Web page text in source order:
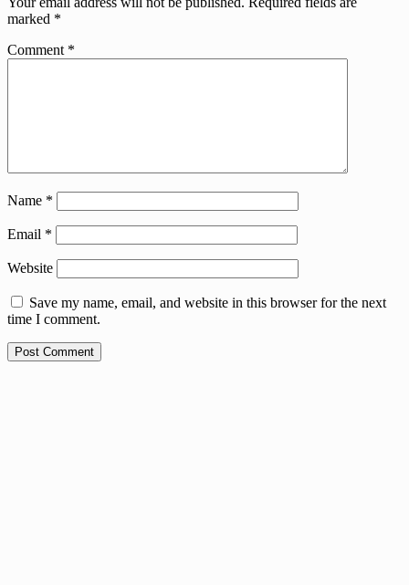
marked *
Comment *
Name *
Email *
Website
Save my name, email, and website in this browser for the next
time I comment.